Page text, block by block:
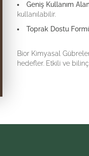
Geniş Kullanım
kullanılabilir.
Toprak Dostu
Bior Kimyasal
hedefler. Etkili ve